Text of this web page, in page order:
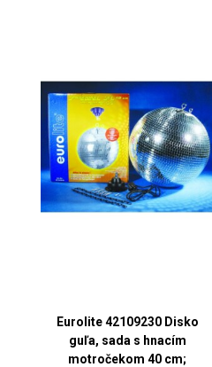
Eurolite 42109230 Disko
guľa, sada s hnacím
motročekom 40 cm;